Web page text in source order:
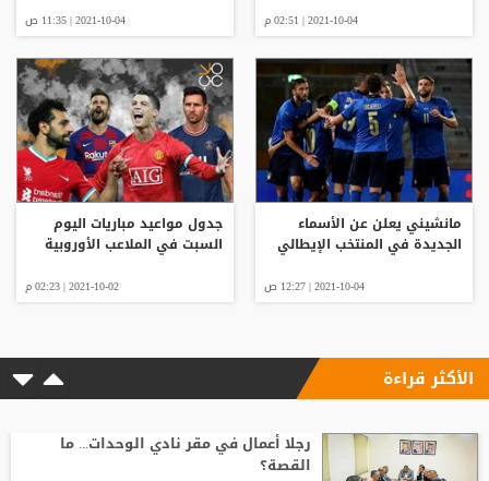
2021-10-04 | 02:51 م 2021-10-04 | 11:35 ص
مانشيني يعلن عن الأسماء
الجديدة في المنتخب الإيطالي
2021-10-04 | 12:27 ص
جدول مواعيد مباريات اليوم
السبت في الملاعب الأوروبية
2021-10-02 | 02:23 م
الأكثر قراءة
رجلا أعمال في مقر نادي الوحدات... ما
القصة؟